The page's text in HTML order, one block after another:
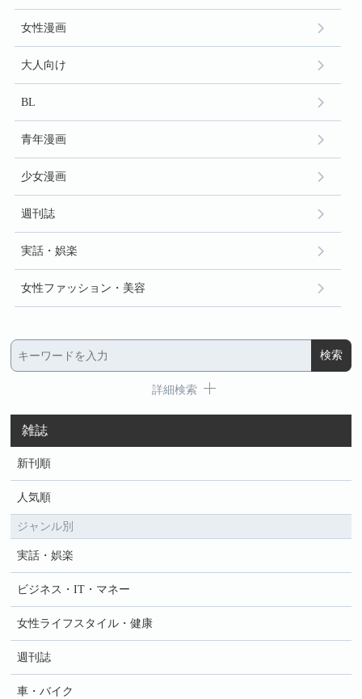
女性漫画
大人向け
BL
青年漫画
少女漫画
週刊誌
実話・娯楽
女性ファッション・美容
詳細検索
雑誌
新刊順
人気順
ジャンル別
実話・娯楽
ビジネス・IT・マネー
女性ライフスタイル・健康
週刊誌
車・バイク